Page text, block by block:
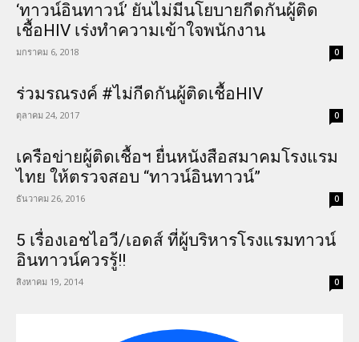
‘ทาวน์อินทาวน์’ ยันไม่มีนโยบายกีดกันผู้ติด
เชื้อHIV เร่งทำความเข้าใจพนักงาน
มกราคม 6, 2018 0
ร่วมรณรงค์ #ไม่กีดกันผู้ติดเชื้อHIV
ตุลาคม 24, 2017 0
เครือข่ายผู้ติดเชื้อฯ ยื่นหนังสือสมาคมโรงแรม
ไทย ให้ตรวจสอบ “ทาวน์อินทาวน์”
ธันวาคม 26, 2016 0
5 เรื่องเอชไอวี/เอดส์ ที่ผู้บริหารโรงแรมทาวน์
อินทาวน์ควรรู้!!
สิงหาคม 19, 2014 0